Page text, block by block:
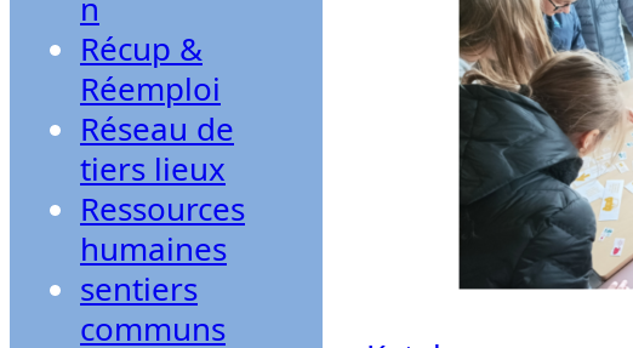
Récup &
Réemploi
Réseau de
tiers lieux
Ressources
humaines
sentiers
communs